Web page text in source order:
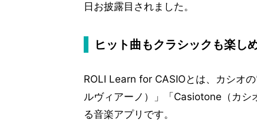
日お披露目されました。
ヒット曲もクラシックも楽し
ROLI Learn for CASIOとは、カシオ
ルヴィアーノ）」「Casiotone（カシ
る音楽アプリです。